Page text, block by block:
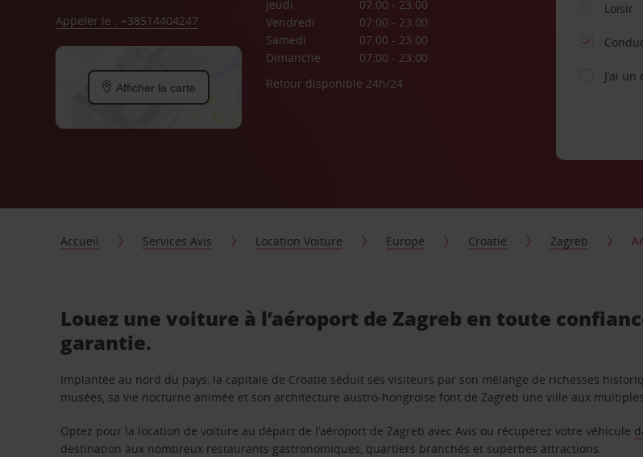
Appeler le : +38514404247
Afficher la carte
Jeudi
07:00 - 23:00
Vendredi
07:00 - 23:00
Samedi
07:00 - 23:00
Dimanche
07:00 - 23:00
Retour disponible 24h/24
Loisir
J’ai
Accueil Services Avis Location Voiture Europe Croatie Zagreb
Louez une voiture à l’aéroport de Zagreb en toute
garantie.
Implantée au nord du pays, la capitale de Croatie séduit ses visiteurs par son mélange de richesses
musées, sa vie nocturne animée et son architecture austro-hongroise font de Zagreb une ville aux
Optez pour la location de voiture au départ de l’aéroport de Zagreb avec Avis ou récupérez votre véhicule
destination aux nombreux restaurants gastronomiques, quartiers branchés et superbes attractions.